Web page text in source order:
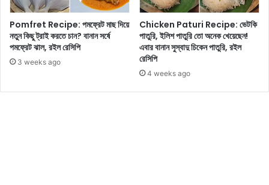
বে
ন
চো
প
ড়া
ণ
ক
রু
ন
!
Pomfret Recipe: পমফ্রেট মাছ দিয়ে
নতুন কিছু ট্রাই করতে চান? বানান সর্ষে
পমফ্রেট ঝাল, রইল রেসিপি
3 weeks ago
Chicken Paturi Recipe: ভেটকি
পাতুরি, ইলিশ পাতুরি তো অনেক খেয়েছেন!
এবার বানান সুস্বাদু চিকেন পাতুরি, রইল
রেসিপি
4 weeks ago